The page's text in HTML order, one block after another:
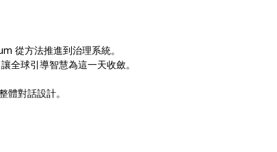
從方法推進到治理系統。
球引導智慧為這一天收斂。
對話設計。